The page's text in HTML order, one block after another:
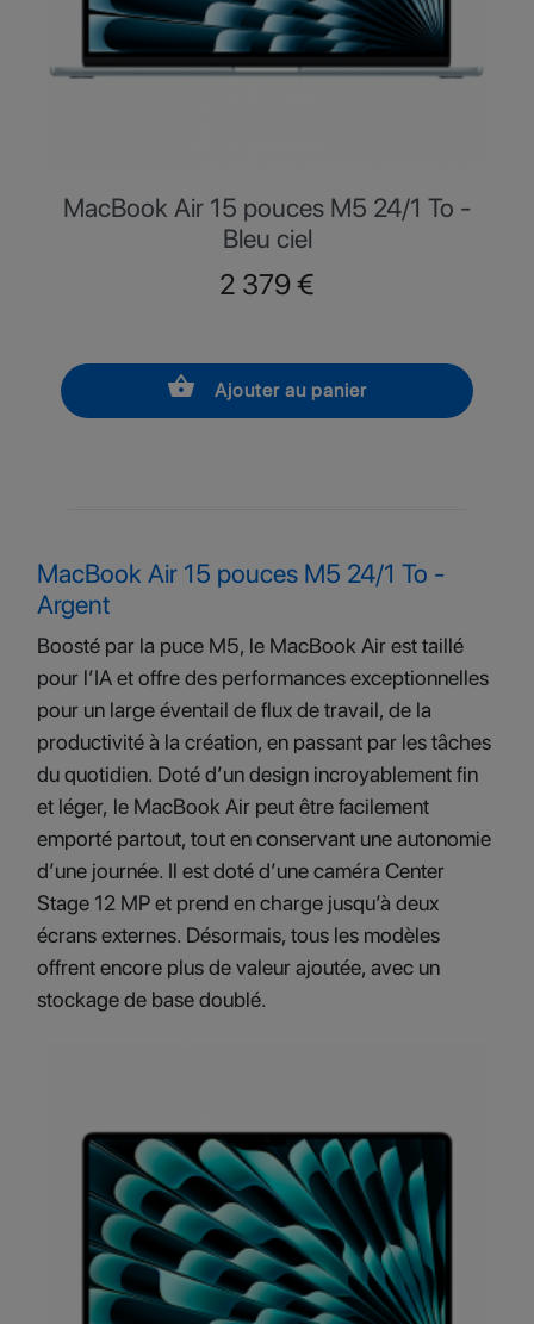
MacBook Air 15 pouces M5 24/1 To -
Bleu ciel
Prix
2 379 €
shopping_basket Ajouter au panier
MacBook Air 15 pouces M5 24/1 To -
Argent
Boosté par la puce M5, le MacBook Air est taillé
pour l’IA et offre des performances exceptionnelles
pour un large éventail de flux de travail, de la
productivité à la création, en passant par les tâches
du quotidien. Doté d’un design incroyablement fin
et léger, le MacBook Air peut être facilement
emporté partout, tout en conservant une autonomie
d’une journée. Il est doté d’une caméra Center
Stage 12 MP et prend en charge jusqu’à deux
écrans externes. Désormais, tous les modèles
offrent encore plus de valeur ajoutée, avec un
stockage de base doublé.